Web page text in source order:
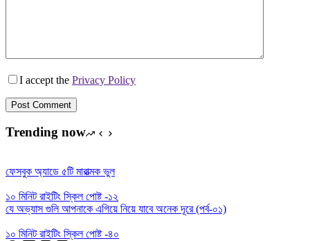
I accept the Privacy Policy
Post Comment
Trending now
ফেসবুক অ্যাডে ৫টি মারাত্মক ভুল
১০ মিনিট রাইটিং স্কিল পোষ্ট -১২
যে অভ্যাস গুলি আপনাকে এগিয়ে নিয়ে যাবে অনেক দূরে (পর্ব-০১)
১০ মিনিট রাইটিং স্কিল পোষ্ট -৪০